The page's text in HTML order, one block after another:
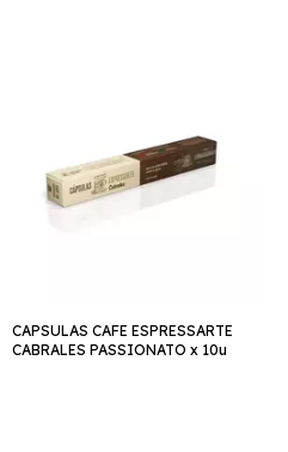
CAPSULAS CAFE ESPRESSARTE
CABRALES PASSIONATO x 10u